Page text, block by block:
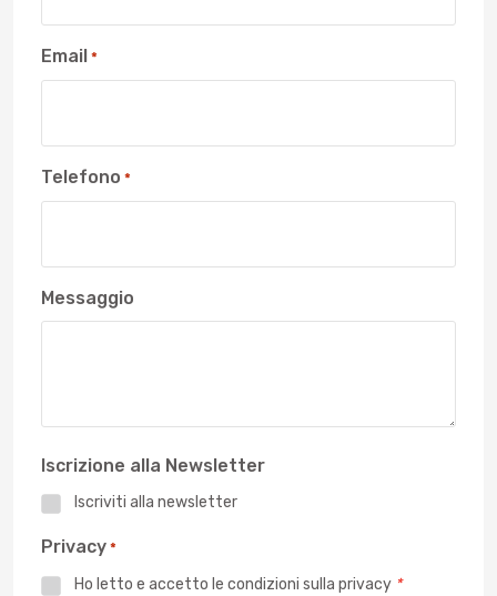
Email *
Telefono *
Messaggio
Iscrizione alla Newsletter
Iscriviti alla newsletter
Privacy *
Ho letto e accetto le condizioni sulla privacy *